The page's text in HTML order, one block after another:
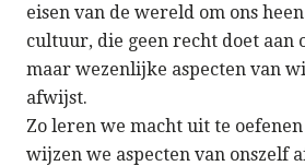
eisen van de wereld om ons
cultuur, die geen recht doet aan
maar wezenlijke aspecten van
afwijst.
Zo leren we macht uit te
wijzen we aspecten van onszelf